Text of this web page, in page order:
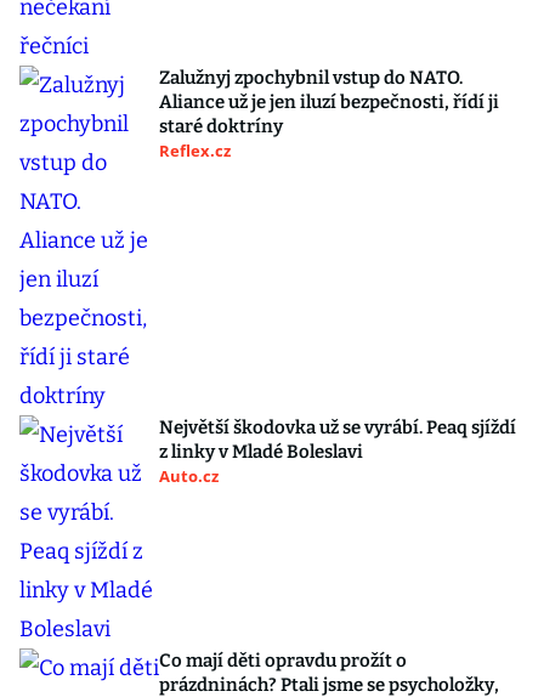
Zalužnyj zpochybnil vstup do NATO.
Aliance už je jen iluzí bezpečnosti, řídí ji
staré doktríny
Reflex.cz
Největší škodovka už se vyrábí. Peaq sjíždí
z linky v Mladé Boleslavi
Auto.cz
Co mají děti opravdu prožít o
prázdninách? Ptali jsme se psycholožky,